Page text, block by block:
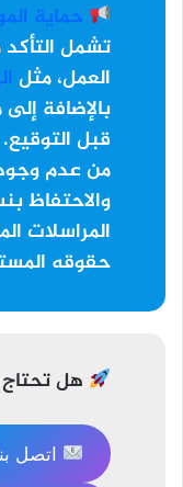
حماية
تشمل
العمل، مثل
بالإضافة
قبل
من عدم وجود
والاحتفاظ
المراسلات
حقوقه
هل
اتصل